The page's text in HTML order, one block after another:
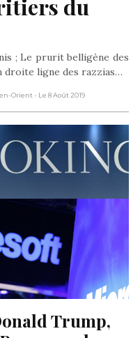
du
; Le prurit belligène des
droite ligne des razzias…
Orient- Le 8 Août 2019
Trump,